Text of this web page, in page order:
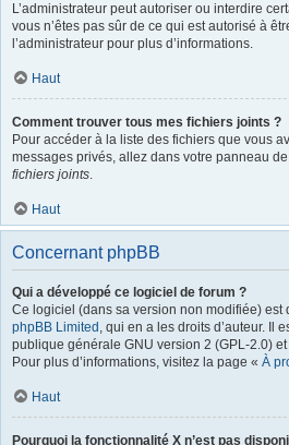
L’administrateur peut autoriser ou interdire
vous n’êtes pas sûr de ce qui est autorisé à
l’administrateur pour plus d’informations.
Haut
Comment trouver tous mes fichiers joints ?
Pour accéder à la liste des fichiers que vous
messages privés, allez dans votre panneau
fichiers joints.
Haut
Concernant phpBB
Qui a développé ce logiciel de forum ?
Ce logiciel (dans sa version non modifiée) est
phpBB Limited , qui en a les droits d’auteur. Il
publique générale GNU version 2 (GPL-2.0)
Pour plus d’informations, visitez la page « À
Haut
Pourquoi la fonctionnalité X n’est pas